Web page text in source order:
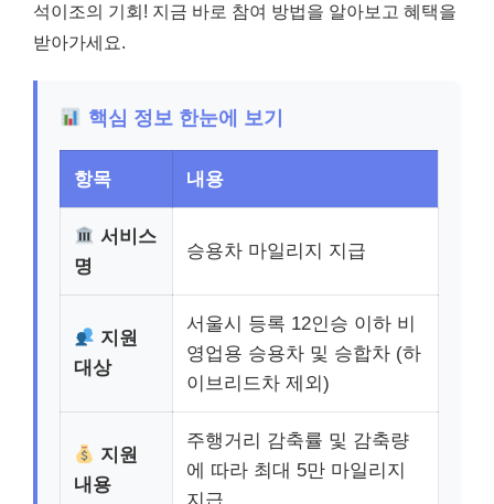
석이조의 기회! 지금 바로 참여 방법을 알아보고 혜택을
받아가세요.
핵심 정보 한눈에 보기
항목 내용
서비스
명
승용차 마일리지 지급
지원
대상
서울시 등록 12인승 이하 비
영업용 승용차 및 승합차 (하
이브리드차 제외)
지원
내용
주행거리 감축률 및 감축량
에 따라 최대 5만 마일리지